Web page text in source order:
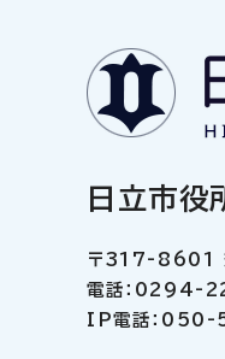
日立市役
〒317-8601
電話：0294-
IP電話：050-